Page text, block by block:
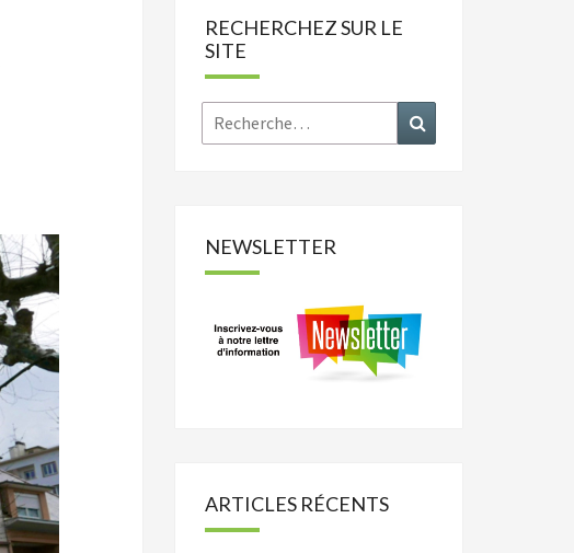
RECHERCHEZ SUR LE
SITE
Rechercher :
NEWSLETTER
ARTICLES RÉCENTS